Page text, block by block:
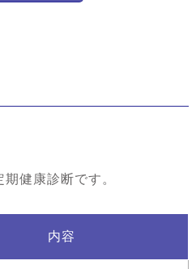
健康診断です。
内容